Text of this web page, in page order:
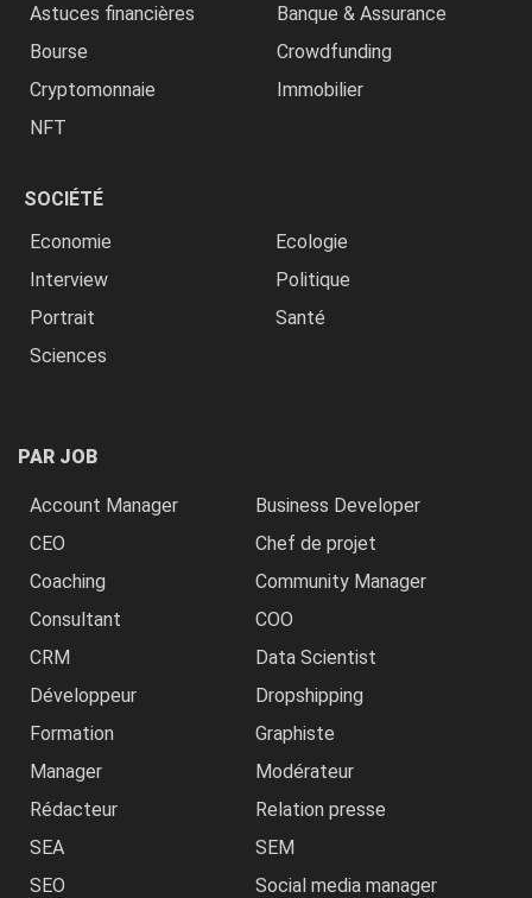
Astuces financières
Banque & Assurance
Bourse
Crowdfunding
Cryptomonnaie
Immobilier
NFT
SOCIÉTÉ
Economie
Ecologie
Interview
Politique
Portrait
Santé
Sciences
PAR JOB
Account Manager
Business Developer
CEO
Chef de projet
Coaching
Community Manager
Consultant
COO
CRM
Data Scientist
Développeur
Dropshipping
Formation
Graphiste
Manager
Modérateur
Rédacteur
Relation presse
SEA
SEM
SEO
Social media manager